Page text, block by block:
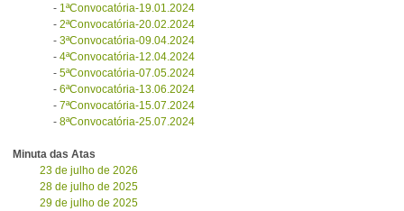
- 1ªConvocatória-19.01.2024
-2ªConvocatória-20.02.2024
-3ªConvocatória-09.04.2024
-4ªConvocatória-12.04.2024
-5ªConvocatória-07.05.2024
-6ªConvocatória-13.06.2024
-7ªConvocatória-15.07.2024
-8ªConvocatória-25.07.2024
Minuta das Atas
23 de julho de 2026
28 de julho de 2025
29 de julho de 2025